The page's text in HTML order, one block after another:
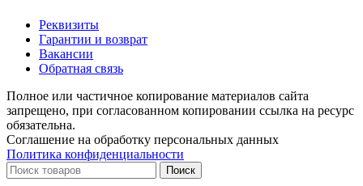
Реквизиты
Гарантии и возврат
Вакансии
Обратная связь
Полное или частичное копирование материалов сайта
запрещено, при согласованном копировании ссылка на ресурс
обязательна.
Соглашение на обработку персональных данных
Политика конфиденциальности
Поиск